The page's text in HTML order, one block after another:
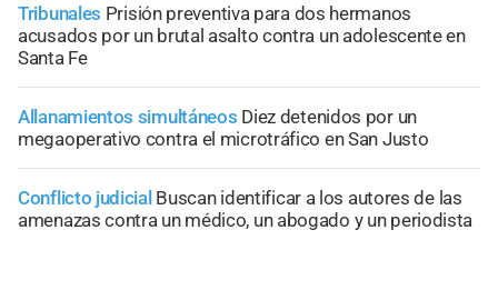
Tribunales Prisión preventiva para dos hermanos
acusados por un brutal asalto contra un adolescente en
Santa Fe
Allanamientos simultáneos Diez detenidos por un
megaoperativo contra el microtráfico en San Justo
Conflicto judicial Buscan identificar a los autores de las
amenazas contra un médico, un abogado y un periodista